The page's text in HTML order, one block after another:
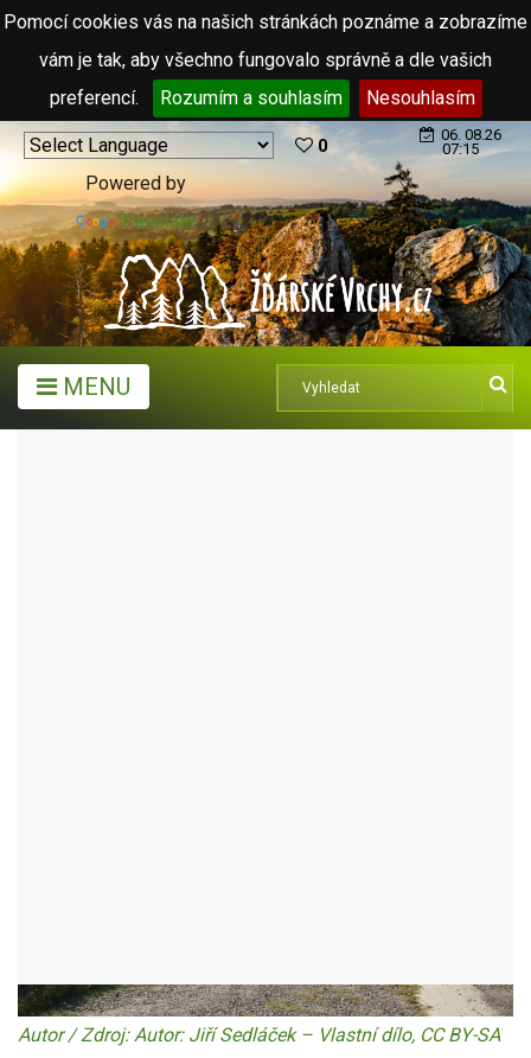
Pomocí cookies vás na našich stránkách poznáme a zobrazíme
vám je tak, aby všechno fungovalo správně a dle vašich
preferencí.
Rozumím a souhlasím Nesouhlasím
Powered by
Translate
0
06. 08.26
07:15
MENU
Autor / Zdroj: Autor: Jiří Sedláček – Vlastní dílo, CC BY-SA